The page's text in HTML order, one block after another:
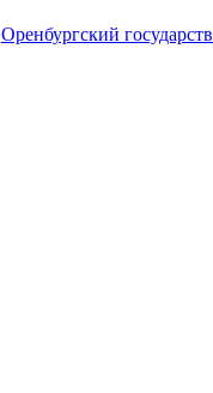
Оренбургский